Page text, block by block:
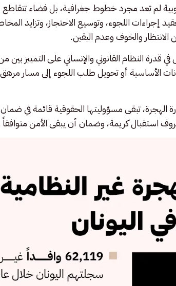
لم تعد مجرد خطوط جغرافية، بل فضاء تتقاطع
إجراءات اللجوء، وتوسيع الاحتجاز، وتزايد
الانتظار والخوف وعدم اليقين.
قدرة النظام القانوني والإنساني على التمييز بين
الأساسية أو تحويل طلب اللجوء إلى مسار
الهجرة، تبقى مسؤوليتها الحقوقية قائمة في
استقبال كريمة، وضمان أن يبقى الأمن متوافقاً